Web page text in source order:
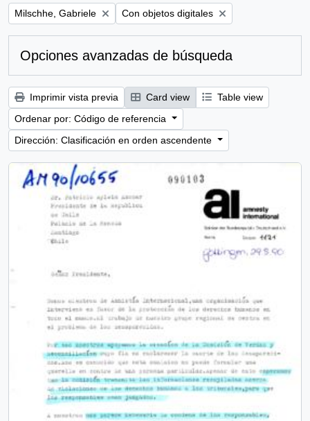
Remove filter:
Milschhe, Gabriele Remove filter:
Con objetos digitales
Opciones avanzadas de búsqueda
Imprimir vista previa Card view
Table view
Ordenar por: Código de referencia
Dirección: Clasificación en orden ascendente